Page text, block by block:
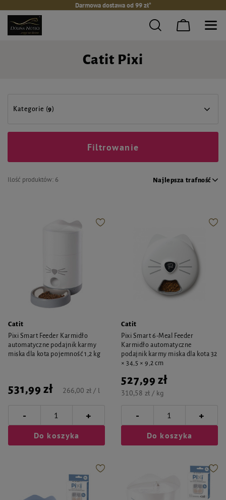
Darmowa dostawa od 99 zł*
Catit Pixi
Kategorie (9)
Ilość produktów: 6 Najlepsza trafność
Filtrowanie
Catit
Pixi Smart Feeder Karmidło
automatyczne podajnik karmy
miska dla kota pojemność 1,2 kg
531,99 zł 266,00 zł / l
- +
Do koszyka
Catit
Pixi Smart 6-Meal Feeder
Karmidło automatyczne
podajnik karmy miska dla kota 32
× 34,5 × 9,2 cm
527,99 zł
310,58 zł / kg
- +
Do koszyka